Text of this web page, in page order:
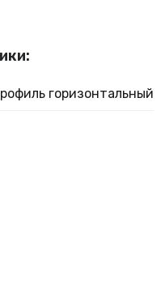
горизонтальный